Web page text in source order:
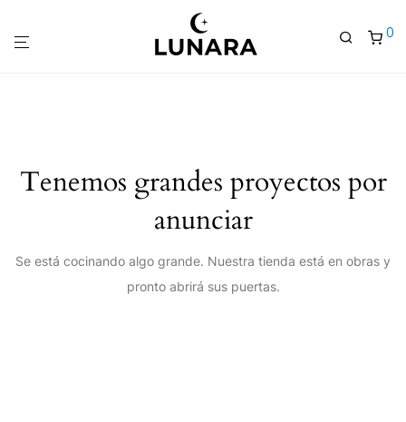
0
Tenemos grandes proyectos por
anunciar
Se está cocinando algo grande. Nuestra tienda está en obras y
pronto abrirá sus puertas.